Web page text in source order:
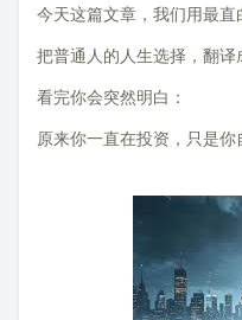
今天这篇文章，我们用最直
把普通人的人生选择，翻译
看完你会突然明白：
原来你一直在投资，只是你